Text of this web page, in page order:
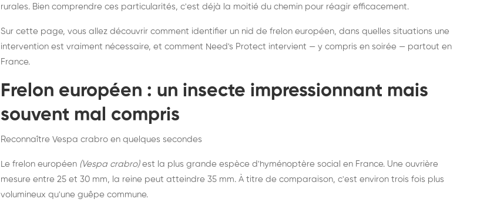
France
rurales. Bien comprendre ces particularités, c'est déjà la moitié du chemin pour réagir efficacement.
Sur cette page, vous allez découvrir comment identifier un nid de frelon européen, dans quelles situations une
intervention est vraiment nécessaire, et comment Need's Protect intervient — y compris en soirée — partout en
France.
Frelon européen : un insecte impressionnant mais
souvent mal compris
Reconnaître Vespa crabro en quelques secondes
Le frelon européen (Vespa crabro)est la plus grande espèce d'hyménoptère social en France. Une ouvrière
mesure entre 25 et 30 mm, la reine peut atteindre 35 mm. À titre de comparaison, c'est environ trois fois plus
volumineux qu'une guêpe commune.